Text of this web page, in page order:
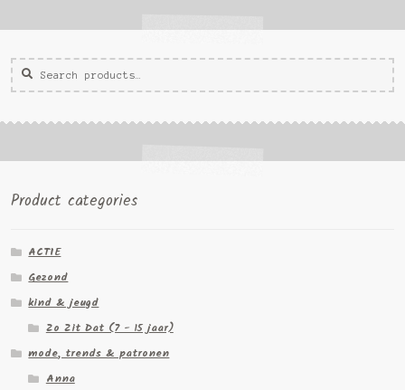
Zoeken
voor:
Zoek
Product categories
ACTIE
Gezond
kind & jeugd
Zo Zit Dat (7 - 15 jaar)
mode, trends & patronen
Anna